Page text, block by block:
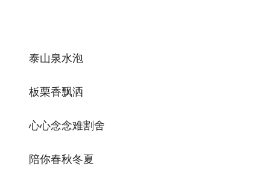
泰山泉水泡
板栗香飘洒
心心念念难割舍
陪你春秋冬夏